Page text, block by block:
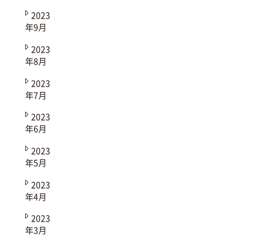
2023
年9月
2023
年8月
2023
年7月
2023
年6月
2023
年5月
2023
年4月
2023
年3月